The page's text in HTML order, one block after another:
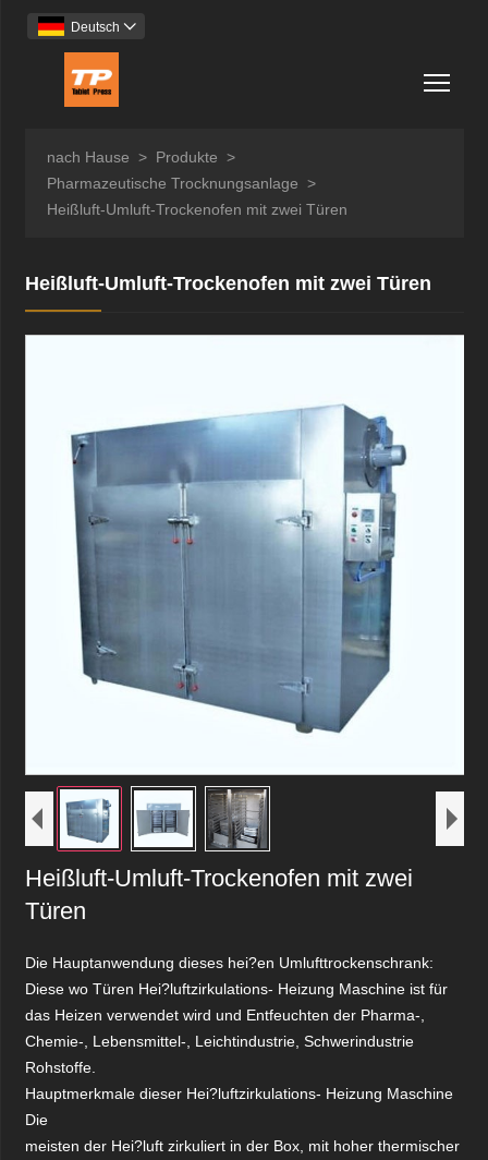
Deutsch 
nach Hause > Produkte >
Pharmazeutische Trocknungsanlage >
Heißluft-Umluft-Trockenofen mit zwei Türen
Heißluft-Umluft-Trockenofen mit zwei Türen
Heißluft-Umluft-Trockenofen mit zwei
Türen
Die Hauptanwendung dieses hei?en Umlufttrockenschrank:
Diese wo Türen Hei?luftzirkulations- Heizung Maschine ist für
das Heizen verwendet wird und Entfeuchten der Pharma-,
Chemie-, Lebensmittel-, Leichtindustrie, Schwerindustrie
Rohstoffe.
Hauptmerkmale dieser Hei?luftzirkulations- Heizung Maschine
Die
meisten der Hei?luft zirkuliert in der Box, mit hoher thermischer